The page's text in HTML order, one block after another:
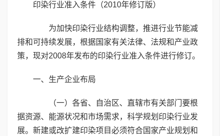
印染行业准入条件（2010年修订版）
为加快印染行业结构调整，推进行业节能减
排和可持续发展，根据国家有关法律、法规和产业政
策，现对2008年发布的印染行业准入条件进行修订。
一、生产企业布局
（一）各省、自治区、直辖市有关部门要根
据资源、能源状况和市场需求，科学规划印染行业发
展。新建或改扩建印染项目必须符合国家产业规划和